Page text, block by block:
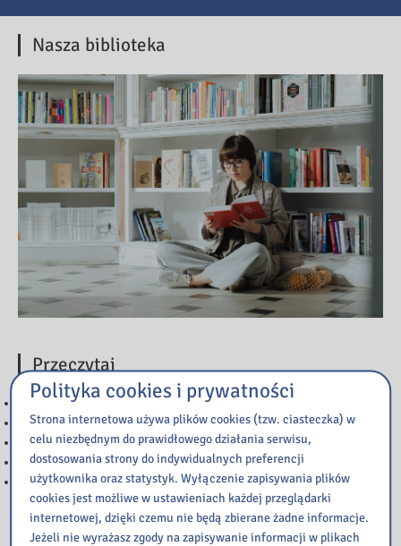
Nasza biblioteka
Przeczytaj
WAŻNA INFORMACJA
GODZINY PRACY BIBLIOTEKI W CZASIE WAKACJI SZKOLNYCH
WAŻNA INFORMACJA
ZMIANA GODZIN PRACY BIBLIOTEKI – 12 czerwca
NARYSUJ JĘZYK POLSKI – tworzymy graficzną listę lektur
Polityka cookies i prywatności
Strona internetowa używa plików cookies (tzw. ciasteczka) w
celu niezbędnym do prawidłowego działania serwisu,
dostosowania strony do indywidualnych preferencji
użytkownika oraz statystyk. Wyłączenie zapisywania plików
cookies jest możliwe w ustawieniach każdej przeglądarki
internetowej, dzięki czemu nie będą zbierane żadne informacje.
Jeżeli nie wyrażasz zgody na zapisywanie informacji w plikach